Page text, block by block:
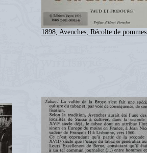
1898, Avenches, Récolte de pommes